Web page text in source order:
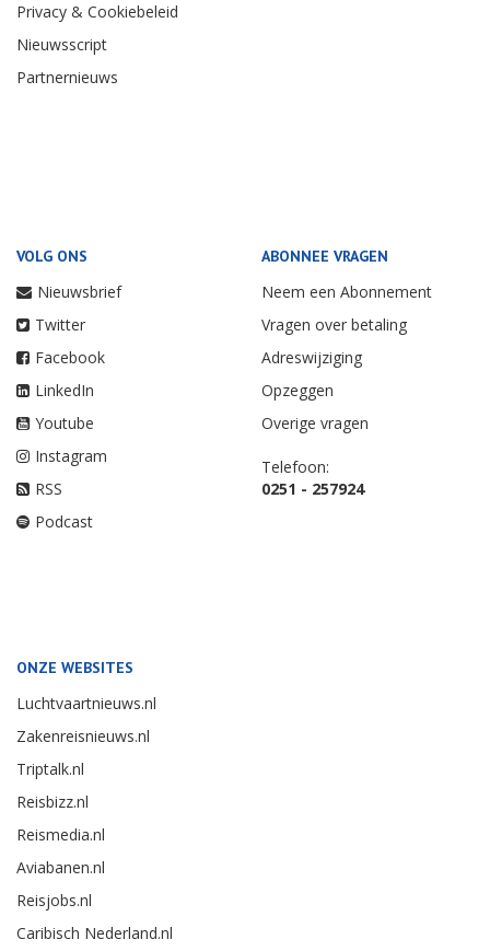
Privacy & Cookiebeleid
Nieuwsscript
Partnernieuws
VOLG ONS
Nieuwsbrief
Twitter
Facebook
LinkedIn
Youtube
Instagram
RSS
Podcast
ABONNEE VRAGEN
Neem een Abonnement
Vragen over betaling
Adreswijziging
Opzeggen
Overige vragen
Telefoon:
0251 - 257924
ONZE WEBSITES
Luchtvaartnieuws.nl
Zakenreisnieuws.nl
Triptalk.nl
Reisbizz.nl
Reismedia.nl
Aviabanen.nl
Reisjobs.nl
Caribisch Nederland.nl